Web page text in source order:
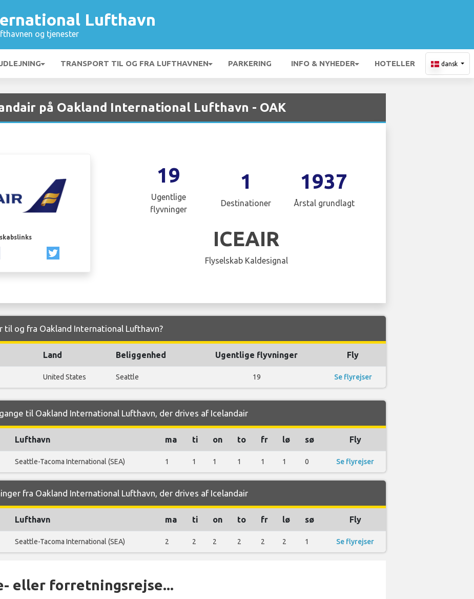
Lufthavn
og tjenester
TRANSPORT TIL OG FRA LUFTHAVNEN PARKERING INFO & NYHEDER HOTELLER dansk
på Oakland International Lufthavn - OAK
19
Ugentlige
flyvninger
1
Destinationer
1937
Årstal grundlagt
ICEAIR
Flyselskab Kaldesignal
og fra Oakland International Lufthavn?
Land Beliggenhed Ugentlige flyvninger Fly
United States Seattle 19 Se flyrejser
til Oakland International Lufthavn, der drives af Icelandair
Lufthavn ma ti on to fr lø sø Fly
Seattle-Tacoma International (SEA) 1 1 1 1 1 1 0 Se flyrejser
fra Oakland International Lufthavn, der drives af Icelandair
Lufthavn ma ti on to fr lø sø Fly
Seattle-Tacoma International (SEA) 2 2 2 2 2 2 1 Se flyrejser
eller forretningsrejse...